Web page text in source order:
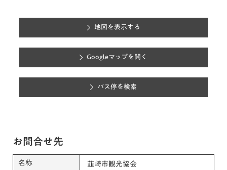
地図を表示する
Googleマップを開く
バス停を検索
お問合せ先
名称 韮崎市観光協会